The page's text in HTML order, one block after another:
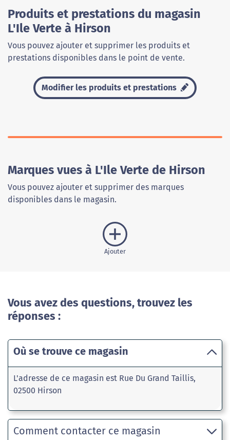
Produits et prestations du magasin
L'Ile Verte à Hirson
Vous pouvez ajouter et supprimer les produits et
prestations disponibles dans le point de vente.
Modifier les produits et prestations
Marques vues à L'Ile Verte de Hirson
Vous pouvez ajouter et supprimer des marques
disponibles dans le magasin.
Ajouter
Vous avez des questions, trouvez les
réponses :
Où se trouve ce magasin
L'adresse de ce magasin est Rue Du Grand Taillis,
02500 Hirson
Comment contacter ce magasin